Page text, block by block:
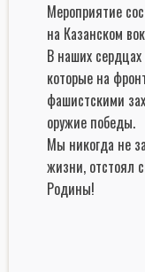
Мероприятие
на Казанском
В наших сердцах
которые на
фашистскими
оружие победы.
Мы никогда не
жизни, отстоял
Родины!